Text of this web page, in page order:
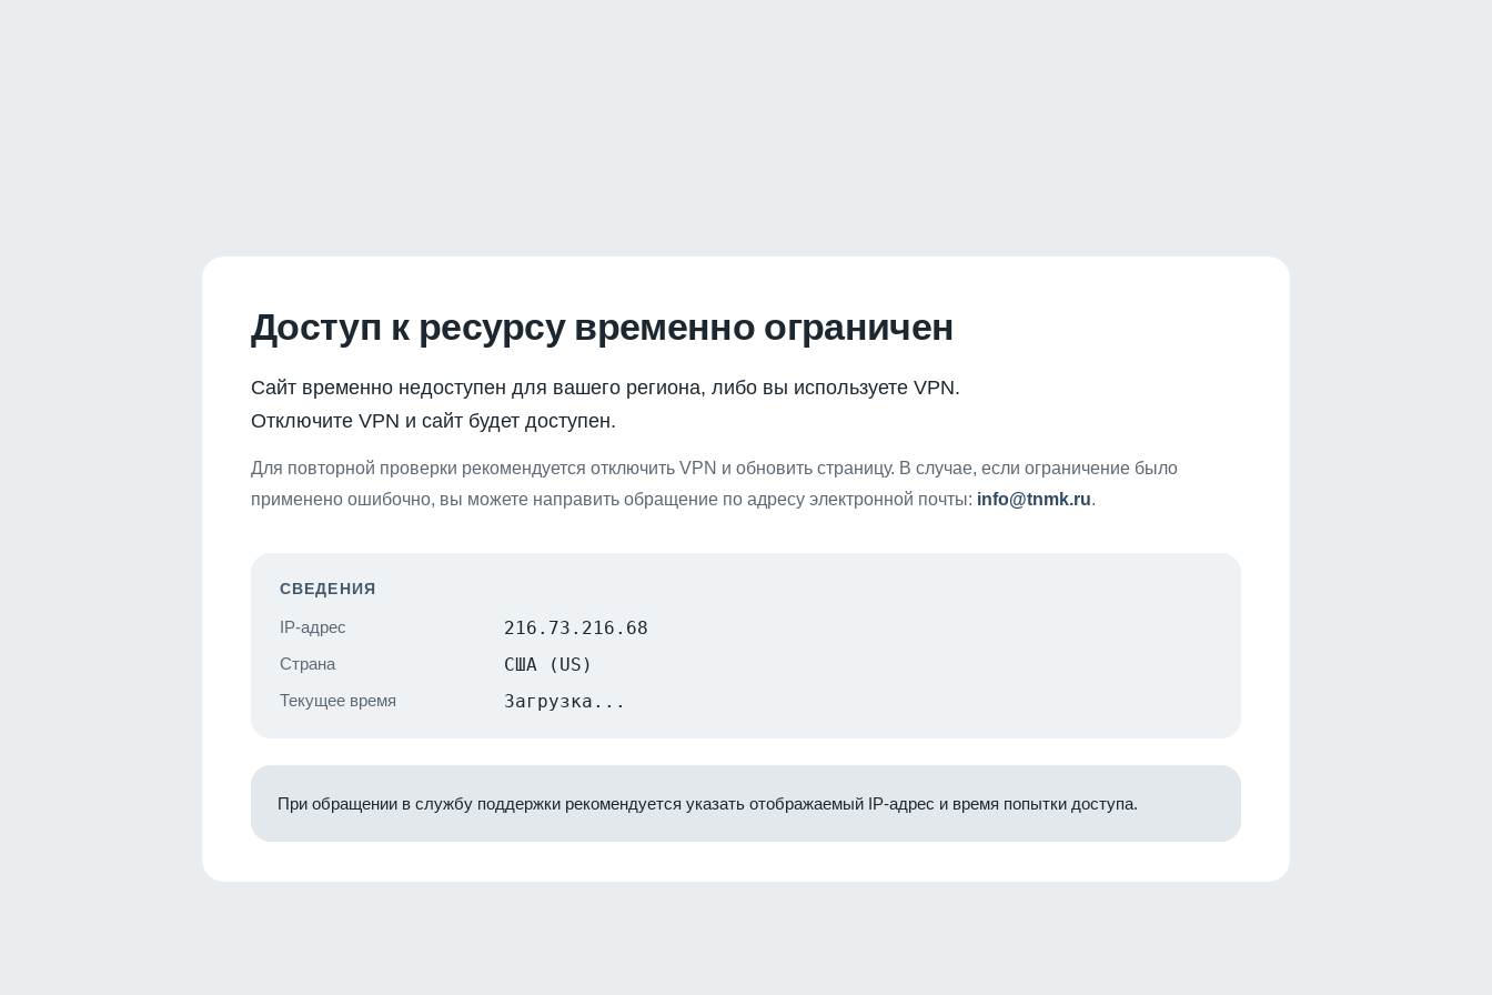
Доступ к ресурсу временно ограничен
Сайт временно недоступен для вашего региона, либо вы используете VPN.
Отключите VPN и сайт будет доступен.
Для повторной проверки рекомендуется отключить VPN и обновить страницу. В случае, если ограничение было
применено ошибочно, вы можете направить обращение по адресу электронной почты: info@tnmk.ru.
СВЕДЕНИЯ
IP-адрес 216.73.216.68
Страна США (US)
Текущее время Загрузка...
При обращении в службу поддержки рекомендуется указать отображаемый IP-адрес и время попытки доступа.